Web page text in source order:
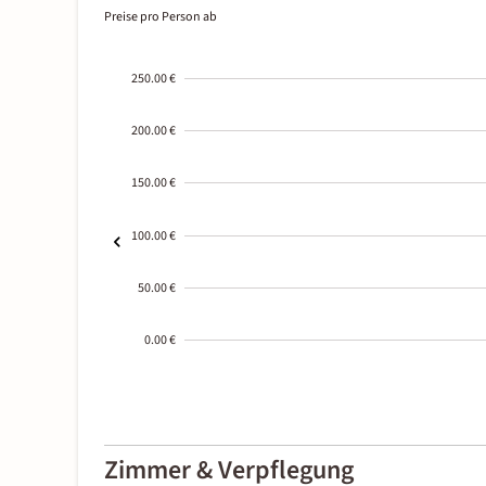
Preise pro Person ab
250.00 €
200.00 €
150.00 €
100.00 €
50.00 €
0.00 €
01-02
Zimmer & Verpflegung